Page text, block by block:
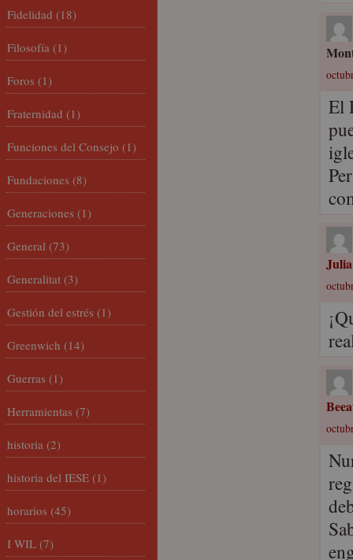
El
Fidelidad (18)
Filosofía (1)
Foros (1)
Fraternidad (1)
Funciones del Consejo (1)
Fundaciones (8)
Generaciones (1)
General (73)
Generalitat (3)
Gestión del estrés (1)
Greenwich (14)
Guerras (1)
Herramientas (7)
historia (2)
historia del IESE (1)
horarios (45)
I WIL (7)